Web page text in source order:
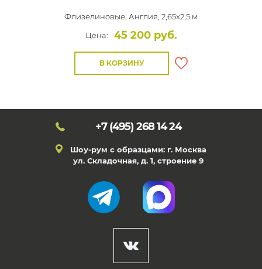
Флизелиновые, Англия, 2,65x2,5 м
Цена:
45 200 руб.
В КОРЗИНУ
+7 (495) 268 14 24
Шоу-рум с образцами: г. Москва
ул. Складочная, д. 1, строение 9